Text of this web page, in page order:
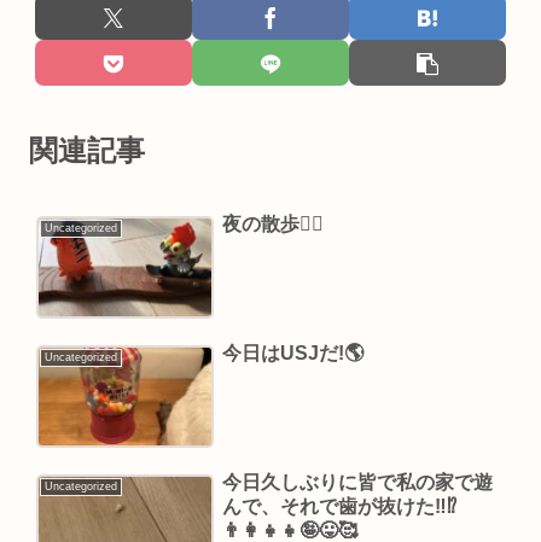
関連記事
Uncategorized 夜の散歩🚶‍♂️
Uncategorized 今日はUSJだ!🌎
Uncategorized
今日久しぶりに皆で私の家で遊
んで、それで歯が抜けた‼️⁉️
👨‍👩‍👧‍👧🤪😛🥰